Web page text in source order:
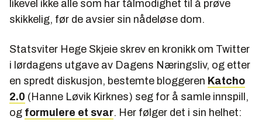
likevel ikke alle som har tålmodighet til å prøve
skikkelig, før de avsier sin nådeløse dom.
Statsviter Hege Skjeie skrev en kronikk om Twitter
i lørdagens utgave av Dagens Næringsliv, og etter
en spredt diskusjon, bestemte bloggeren Katcho
2.0 (Hanne Løvik Kirknes) seg for å samle innspill,
og formulere et svar. Her følger det i sin helhet: